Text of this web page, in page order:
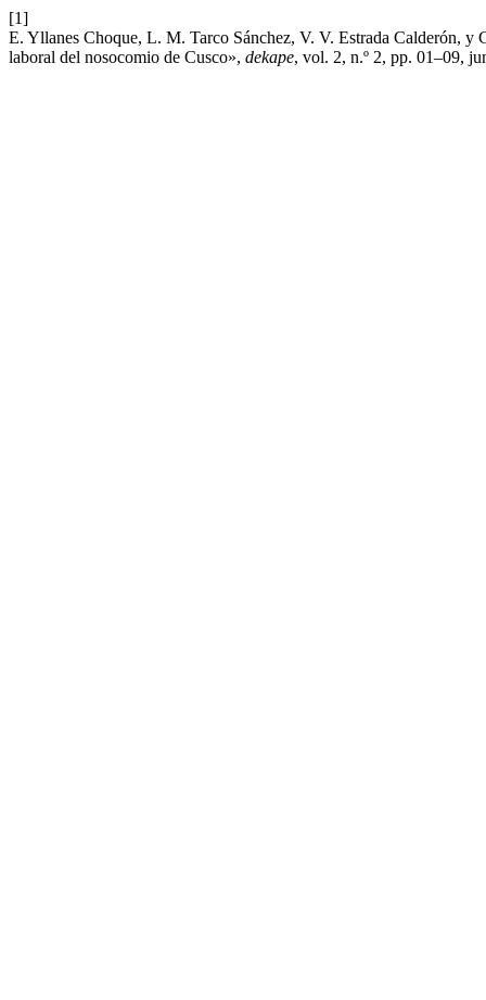
[1]
E. Yllanes Choque, L. M. Tarco Sánchez, V. V. Estrada Calderón,
laboral del nosocomio de Cusco», dekape, vol. 2, n.º 2, pp. 01–09,